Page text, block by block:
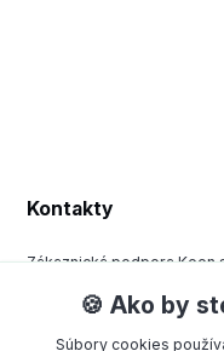
Kontakty
Zákaznická podpora
+420 377 443
(Po-Pá, 8-15 hod.)
🍪 Ako by
Súbory cookies